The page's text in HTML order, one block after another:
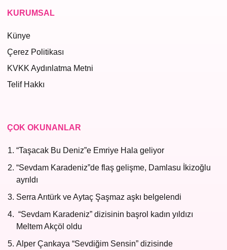
KURUMSAL
Künye
Çerez Politikası
KVKK Aydınlatma Metni
Telif Hakkı
ÇOK OKUNANLAR
“Taşacak Bu Deniz”e Emriye Hala geliyor
“Sevdam Karadeniz”de flaş gelişme, Damlasu İkizoğlu
ayrıldı
Serra Arıtürk ve Aytaç Şaşmaz aşkı belgelendi
“Sevdam Karadeniz” dizisinin başrol kadın yıldızı
Meltem Akçöl oldu
Alper Çankaya “Sevdiğim Sensin” dizisinde